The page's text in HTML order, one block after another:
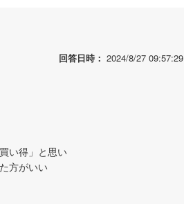
回答日時： 2024/8/27 09:57:29
い得」と思い
方がいい